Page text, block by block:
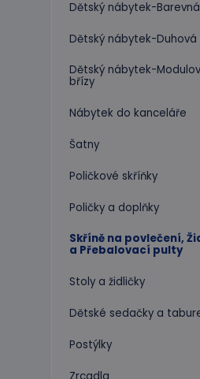
Dětský nábytek-
Dětský nábytek-Duhová
Dětský nábytek-
břízy
Nábytek do kanceláře
Šatny
Poličkové skříňky
Poličky a doplňky
Skříně na povlečení,
a Přebalovací pulty
Stoly a židličky
Dětské sedačky a
Postýlky
Zrcadla